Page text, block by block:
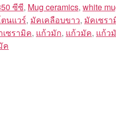
ซีซี, Mug ceramics, white
นแวร์, มัคเคลือบขาว, มัคเซรา
เซรามิค, แก้วมัก, แก้วมัค, แก้ว
ค